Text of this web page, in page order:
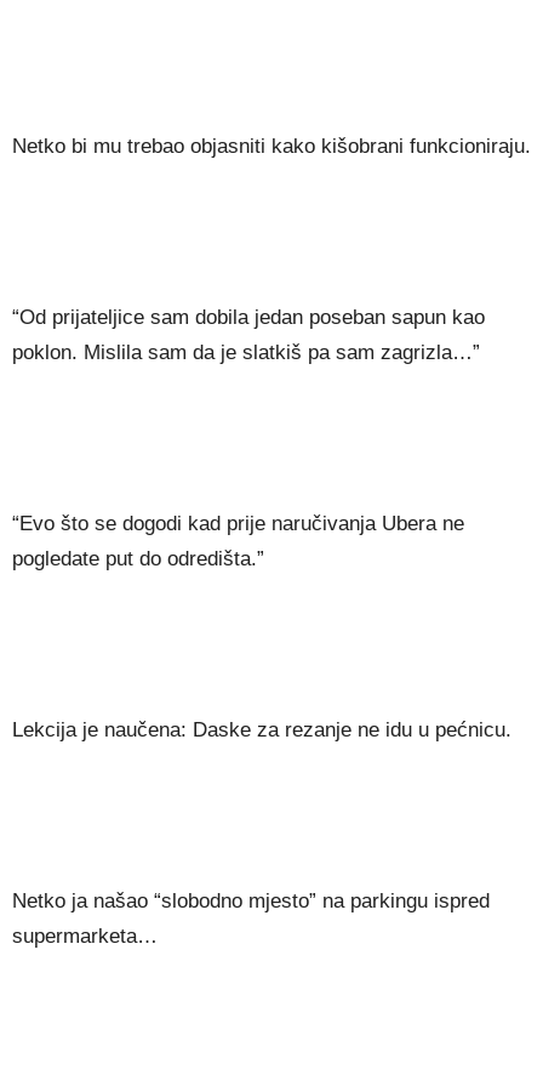
Netko bi mu trebao objasniti kako kišobrani funkcioniraju.
“Od prijateljice sam dobila jedan poseban sapun kao
poklon. Mislila sam da je slatkiš pa sam zagrizla…”
“Evo što se dogodi kad prije naručivanja Ubera ne
pogledate put do odredišta.”
Lekcija je naučena: Daske za rezanje ne idu u pećnicu.
Netko ja našao “slobodno mjesto” na parkingu ispred
supermarketa…